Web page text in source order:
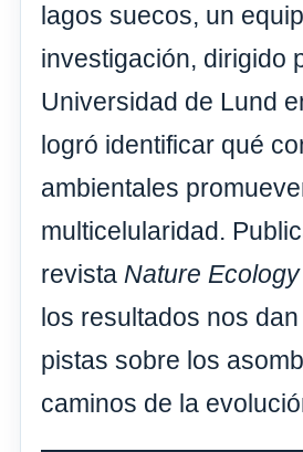
lagos suecos, un
investigación, dirigido
Universidad de Lund
logró identificar qué
ambientales
multicelularidad.
revista Nature
los resultados nos
pistas sobre los
caminos de la